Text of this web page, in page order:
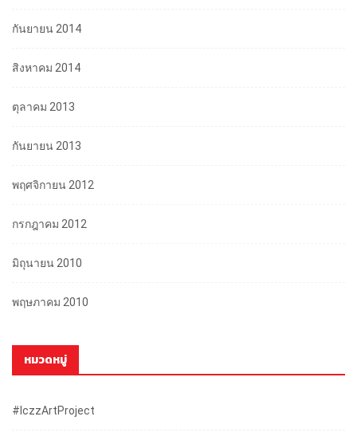
กันยายน 2014
สิงหาคม 2014
ตุลาคม 2013
กันยายน 2013
พฤศจิกายน 2012
กรกฎาคม 2012
มิถุนายน 2010
พฤษภาคม 2010
หมวดหมู่
#iczzArtProject